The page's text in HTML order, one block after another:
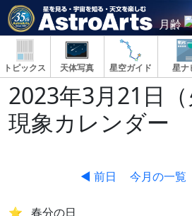
月齢
トピックス 天体写真 星空ガイド 星ナ
2023年3月21日
現象カレンダー
◀ 前日 今月の一覧
春分の日